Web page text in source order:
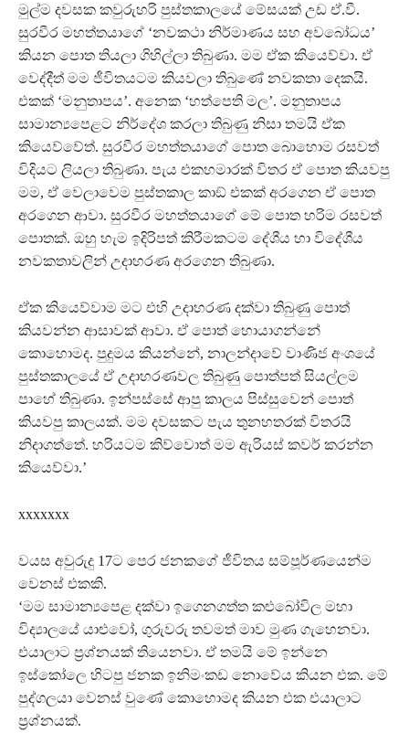
මුල්ම දවසක කවුරුහරි පුස්තකාලයේ මේසයක් උඩ ඒ.වී.
සුරවීර මහත්තයාගේ ‘නවකථා නිර්මාණය සහ අවබෝධය’
කියන පොත තියලා ගිහිල්ලා තිබුණා. මම ඒක කියෙව්වා. ඒ
වෙද්දීත් මම ජීවිතයටම කියවලා තිබුණේ නවකතා දෙකයි.
එකක් ‘මනුතාපය’. අනෙක ‘හත්පෙති මල’. මනුතාපය
සාමාන්‍යපෙළට නිර්දේශ කරලා තිබුණු නිසා තමයි ඒක
කියෙව්වේත්. සුරවීර මහත්තයාගේ පොත බොහොම රසවත්
විදියට ලියලා තිබුණා. පැය එකහමාරක් විතර ඒ පොත කියවපු
මම, ඒ වෙලාවෙම පුස්තකාල කාඞ් එකක් අරගෙන ඒ පොත
අරගෙන ආවා. සුරවීර මහත්තයාගේ මේ පොත හරිම රසවත්
පොතක්. ඔහු හැම ඉදිරිපත් කිරීමකටම දේශීය හා විදේශීය
නවකතාවලින් උදාහරණ අරගෙන තිබුණා.
ඒක කියෙව්වාම මට එහි උදාහරණ දක්වා තිබුණු පොත්
කියවන්න ආසාවක් ආවා. ඒ පොත් හොයාගන්නේ
කොහොමද. පුදුමය කියන්නේ, නාලන්දාවේ වාණිජ අංශයේ
පුස්තකාලයේ ඒ උදාහරණවල තිබුණු පොත්පත් සියල්ලම
පාහේ තිබුණා. ඉන්පස්සේ ආපු කාලය පිස්සුවෙන් පොත්
කියවපු කාලයක්. මම දවසකට පැය තුනහතරක් විතරයි
නිදාගත්තේ. හරියටම කිව්වොත් මම ඇරියස් කවර් කරන්න
කියෙව්වා.’
xxxxxxx
වයස අවුරුදු 17ට පෙර ජනකගේ ජීවිතය සම්පූර්ණයෙන්ම
වෙනස් එකකි.
‘මම සාමාන්‍යපෙළ දක්වා ඉගෙනගත්ත කළුබෝවිල මහා
විද්‍යාලයේ යාළුවෝ, ගුරුවරු තවමත් මාව මුණ ගැහෙනවා.
එයාලාට ප‍්‍රශ්නයක් තියෙනවා. ඒ තමයි මේ ඉන්නෙ
ඉස්කෝලෙ හිටපු ජනක ඉනිමංකඩ නොවේය කියන එක. මේ
පුද්ගලයා වෙනස් වුණේ කොහොමද කියන එක එයාලාට
ප‍්‍රශ්නයක්.